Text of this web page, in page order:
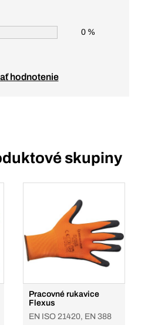
0 %
hodnotenie
skupiny
Pracovné rukavice
Flexus
EN ISO 21420, EN 388